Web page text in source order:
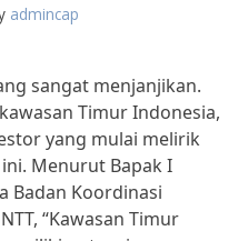
admincap
sangat menjanjikan.
Timur Indonesia,
yang mulai melirik
Menurut Bapak I
Badan Koordinasi
“Kawasan Timur